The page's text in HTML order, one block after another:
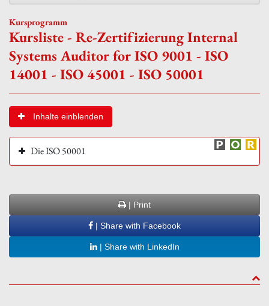
Kursprogramm
Kursliste - Re-Zertifizierung Internal
Systems Auditor for ISO 9001 - ISO
14001 - ISO 45001 - ISO 50001
Inhalte einblenden
Die ISO 50001
| Print
| Share with Facebook
| Share with LinkedIn
to